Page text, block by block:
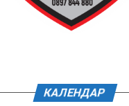
КАЛЕНДАР